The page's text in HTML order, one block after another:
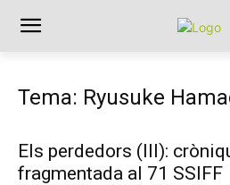
Tema: Ryusuke
Els perdedors (III):
fragmentada al 71 SSIFF